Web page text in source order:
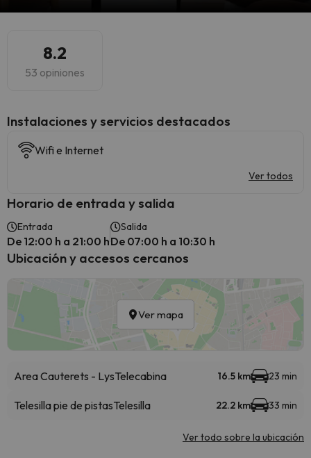
8.2
53 opiniones
Instalaciones y servicios destacados
Wifi e Internet
Ver todos
Horario de entrada y salida
Entrada
De 12:00 h a 21:00 h
Salida
De 07:00 h a 10:30 h
Ubicación y accesos cercanos
Ver mapa
Area Cauterets - LysTelecabina 16.5 km 23 min
Telesilla pie de pistasTelesilla 22.2 km 33 min
Ver todo sobre la ubicación